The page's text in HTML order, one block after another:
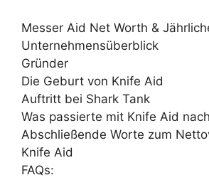
Messer Aid Net Worth &
Unternehmensüberblick
Gründer
Die Geburt von Knife Aid
Auftritt bei Shark Tank
Was passierte mit Knife Aid
Abschließende Worte zum
Knife Aid
FAQs: